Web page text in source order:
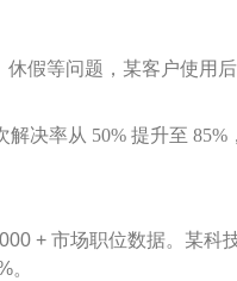
休假等问题，某客户使用
决率从 50% 提升至 85%
+ 市场职位数据。某科
。